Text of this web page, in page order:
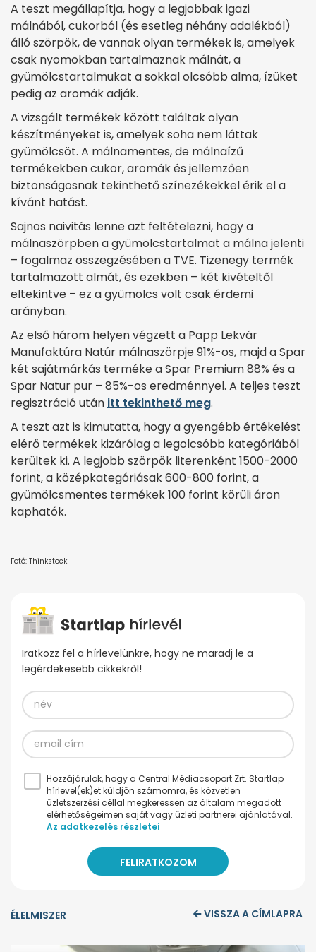
A teszt megállapítja, hogy a legjobbak igazi
málnából, cukorból (és esetleg néhány adalékból)
álló szörpök, de vannak olyan termékek is, amelyek
csak nyomokban tartalmaznak málnát, a
gyümölcstartalmukat a sokkal olcsóbb alma, ízüket
pedig az aromák adják.
A vizsgált termékek között találtak olyan
készítményeket is, amelyek soha nem láttak
gyümölcsöt. A málnamentes, de málnaízű
termékekben cukor, aromák és jellemzően
biztonságosnak tekinthető színezékekkel érik el a
kívánt hatást.
Sajnos naivitás lenne azt feltételezni, hogy a
málnaszörpben a gyümölcstartalmat a málna jelenti
– fogalmaz összegzésében a TVE. Tizenegy termék
tartalmazott almát, és ezekben – két kivételtől
eltekintve – ez a gyümölcs volt csak érdemi
arányban.
Az első három helyen végzett a Papp Lekvár
Manufaktúra Natúr málnaszörpje 91%-os, majd a Spar
két sajátmárkás terméke a Spar Premium 88% és a
Spar Natur pur – 85%-os eredménnyel. A teljes teszt
regisztráció után itt tekinthető meg.
A teszt azt is kimutatta, hogy a gyengébb értékelést
elérő termékek kizárólag a legolcsóbb kategóriából
kerültek ki. A legjobb szörpök literenként 1500-2000
forint, a középkategóriásak 600-800 forint, a
gyümölcsmentes termékek 100 forint körüli áron
kaphatók.
Fotó: Thinkstock
Iratkozz fel a hírlevelünkre, hogy ne maradj le a
legérdekesebb cikkekről!
Hozzájárulok, hogy a Central Médiacsoport Zrt. Startlap
hírlevel(ek)et küldjön számomra, és közvetlen
üzletszerzési céllal megkeressen az általam megadott
elérhetőségeimen saját vagy üzleti partnerei ajánlatával.
Az adatkezelés részletei
ÉLELMISZER VISSZA A CÍMLAPRA